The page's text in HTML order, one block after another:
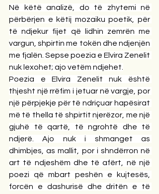
Në këtë analizë, do të zhytemi në
përbërjen e këtij mozaiku poetik, për
të ndjekur fijet që lidhin zemrën me
vargun, shpirtin me tokën dhe ndjenjën
me fjalën. Sepse poezia e Elvira Zenelit
nuk lexohet; ajo vetëm ndjehet.
Poezia e Elvira Zenelit nuk është
thjesht një rrëfim i jetuar në vargje, por
një përpjekje për të ndriçuar hapësirat
më të thella të shpirtit njerëzor, me një
gjuhë të qartë, të ngrohtë dhe të
ndjerë. Ajo nuk i shmanget as
dhimbjes, as mallit, por i shndërron në
art të ndjeshëm dhe të afërt, në një
poezi që mbart peshën e kujtesës,
forcën e dashurisë dhe dritën e të